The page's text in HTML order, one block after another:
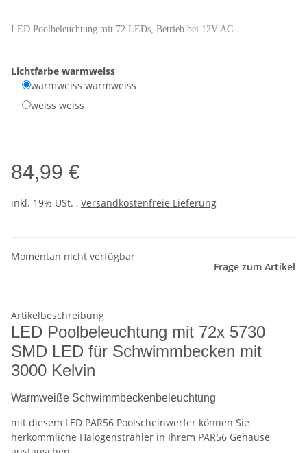
LED Poolbeleuchtung mit 72 LEDs, Betrieb bei 12V AC.
Lichtfarbe warmweiss
warmweiss warmweiss
weiss weiss
84,99 €
inkl. 19% USt. , Versandkostenfreie Lieferung
Momentan nicht verfügbar
Frage zum Artikel
Artikelbeschreibung
LED Poolbeleuchtung mit 72x 5730
SMD LED für Schwimmbecken mit
3000 Kelvin
Warmweiße Schwimmbeckenbeleuchtung
mit diesem LED PAR56 Poolscheinwerfer können Sie
herkömmliche Halogenstrahler in Ihrem PAR56 Gehäuse